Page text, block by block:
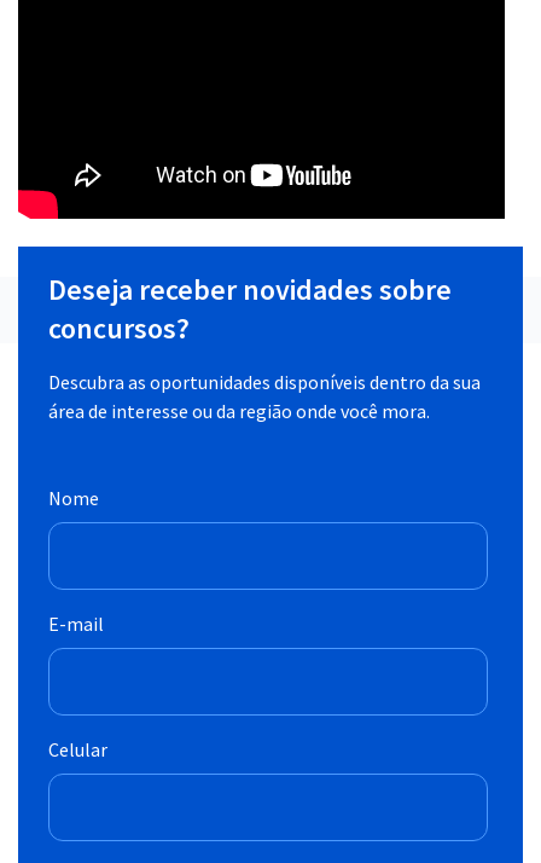
Deseja receber novidades sobre
concursos?
Descubra as oportunidades disponíveis dentro da sua
área de interesse ou da região onde você mora.
Nome
E-mail
Celular